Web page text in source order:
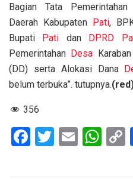
Bagian Tata
Daerah Kabupaten Pati,
Bupati Pati dan DPRD
Pemerintahan Desa
(DD) serta Alokasi Dana
belum terbuka”. tutupnya.
356
F
T
E
W